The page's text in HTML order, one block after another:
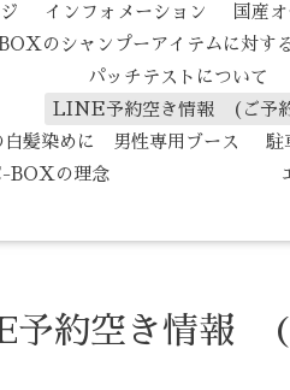
インフォメーション 国産
のシャンプーアイテムに対す
パッチテストについて
LINE予約空き情報 (ご予
白髪染めに 男性専用ブース
駐
BOXの理念
エイジン
約空き情報 (